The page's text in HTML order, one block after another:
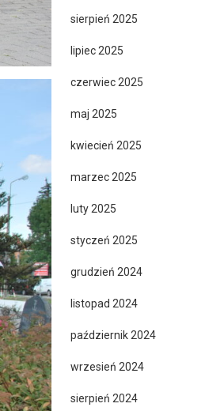
sierpień 2025
lipiec 2025
czerwiec 2025
maj 2025
kwiecień 2025
marzec 2025
luty 2025
styczeń 2025
grudzień 2024
listopad 2024
październik 2024
wrzesień 2024
sierpień 2024